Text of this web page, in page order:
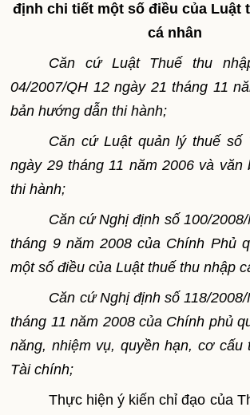
định chi tiết một số điều của Luật
cá nhân
Căn cứ Luật Thuế thu
04/2007/QH 12 ngày 21 tháng 11
bản hướng dẫn thi hành;
Căn cứ Luật quản lý thuế số
ngày 29 tháng 11 năm 2006 và văn
thi hành;
Căn cứ Nghị định số 100/
tháng 9 năm 2008 của Chính Phủ
một số điều của Luật thuế thu nhập
Căn cứ Nghị định số 118/
tháng 11 năm 2008 của Chính phủ
năng, nhiệm vụ, quyền hạn, cơ cấu
Tài chính;
Thực hiện ý kiến chỉ đạo của